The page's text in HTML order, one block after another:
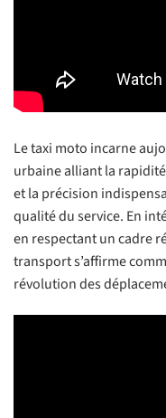
Le taxi moto incarne
urbaine alliant la
et la précision
qualité du service. En
en respectant un cadre
transport s’affirme
révolution des